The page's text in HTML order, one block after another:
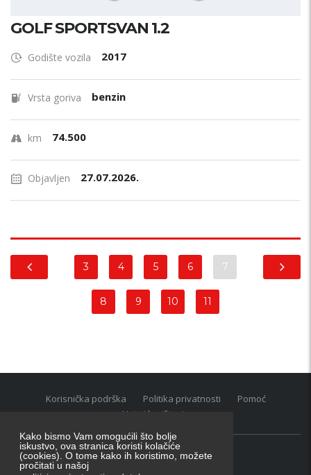
Kako bismo Vam omogućili što bolje
iskustvo, ova stranica koristi kolačiće
(cookies). O tome kako ih koristimo, možete
pročitati u našoj
GOLF SPORTSVAN 1.2
Godište vozila 2017
Vrsta goriva benzin
km 74.500
Objavljen 27.07.2026.
3 4 5 6 7
8 9 10 11
Korisnička podrška Politika privatnosti
Pomoć
Uvjeti korištenja
Oglasnik grupacija:posao.hr|oglasnik.hr|auti.hr